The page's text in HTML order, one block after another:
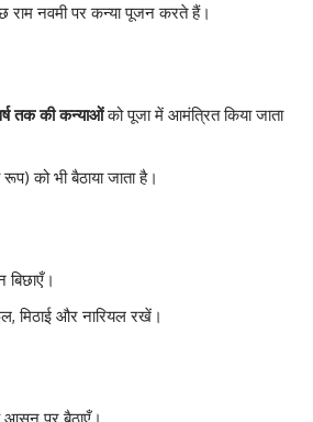
राम नवमी पर कन्या पूजन करते हैं।
तक की कन्याओंको पूजा में आमंत्रित किया जाता
को भी बैठाया जाता है।
मिठाई और नारियल रखें।
पर बैठाएँ।